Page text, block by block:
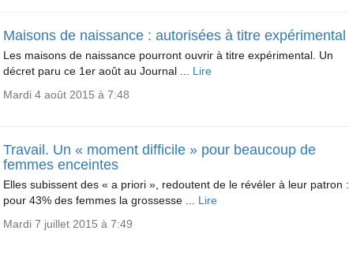
Maisons de naissance : autorisées à titre expérimental
Les maisons de naissance pourront ouvrir à titre expérimental. Un
décret paru ce 1er août au Journal ... Lire
Mardi 4 août 2015 à 7:48
Travail. Un « moment difficile » pour beaucoup de
femmes enceintes
Elles subissent des « a priori », redoutent de le révéler à leur patron :
pour 43% des femmes la grossesse ... Lire
Mardi 7 juillet 2015 à 7:49